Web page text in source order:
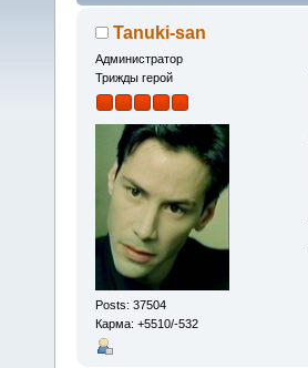
Tanuki-san
Администратор
Трижды герой
Posts: 37504
Карма: +5510/-532